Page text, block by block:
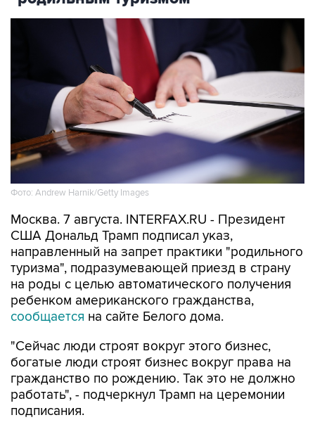
Фото: Andrew Harnik/Getty Images
Москва. 7 августа. INTERFAX.RU - Президент
направленный на запрет практики "родильного
туризма", подразумевающей приезд в страну
на роды с целью автоматического получения
ребенком американского гражданства,
сообщаетсяна сайте Белого дома.
"Сейчас люди строят вокруг этого бизнес,
гражданство по рождению. Так это не должно
работать", - подчеркнул Трамп на церемонии
подписания.
По его словам, "сотни тысяч" людей